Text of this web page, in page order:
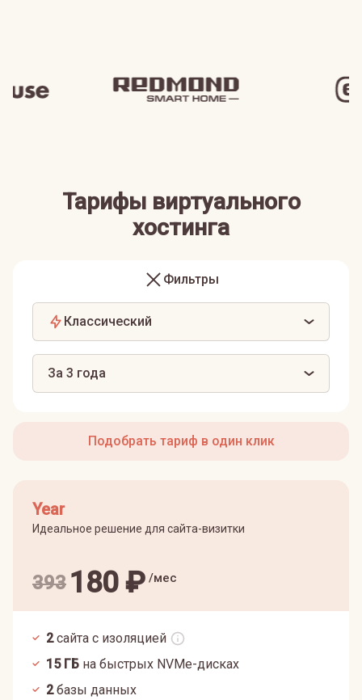
Тарифы виртуального
хостинга
Фильтры
Классический
За 3 года
Подобрать тариф в один клик
Year
Идеальное решение для сайта-визитки
393 180₽ /мес
2 сайта с изоляцией
15ГБ на быстрых NVMe-дисках
2базы данных